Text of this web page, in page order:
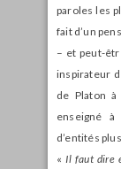
paroles les
fait d’un
– et peut-
inspirateur
de Platon
enseigné
d’entités
« Il faut dire